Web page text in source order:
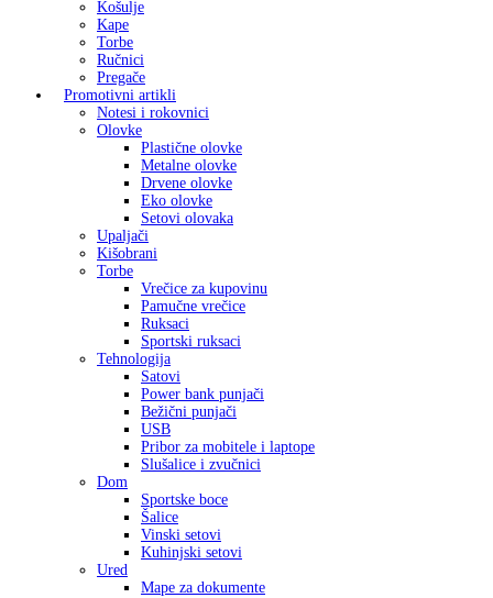
Košulje
Kape
Torbe
Ručnici
Pregače
Promotivni artikli
Notesi i rokovnici
Olovke
Plastične olovke
Metalne olovke
Drvene olovke
Eko olovke
Setovi olovaka
Upaljači
Kišobrani
Torbe
Vrečice za kupovinu
Pamučne vrečice
Ruksaci
Sportski ruksaci
Tehnologija
Satovi
Power bank punjači
Bežični punjači
USB
Pribor za mobitele i laptope
Slušalice i zvučnici
Dom
Sportske boce
Šalice
Vinski setovi
Kuhinjski setovi
Ured
Mape za dokumente